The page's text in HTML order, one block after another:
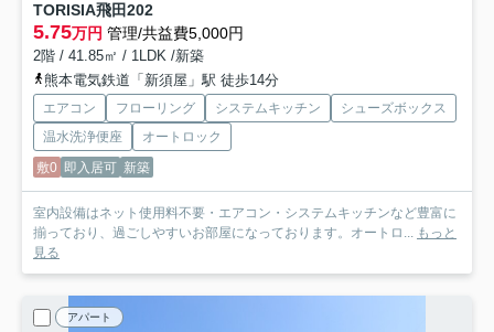
TORISIA飛田202
5.75万円 管理/共益費5,000円
2階 / 41.85㎡ / 1LDK /新築
熊本電気鉄道「新須屋」駅 徒歩14分
エアコン フローリング システムキッチン
シューズボックス
温水洗浄便座
オートロック
敷0 即入居可 新築
室内設備はネット使用料不要・エアコン・システムキッチンなど豊富に
揃っており、過ごしやすいお部屋になっております。オートロ... もっと
見る
アパート